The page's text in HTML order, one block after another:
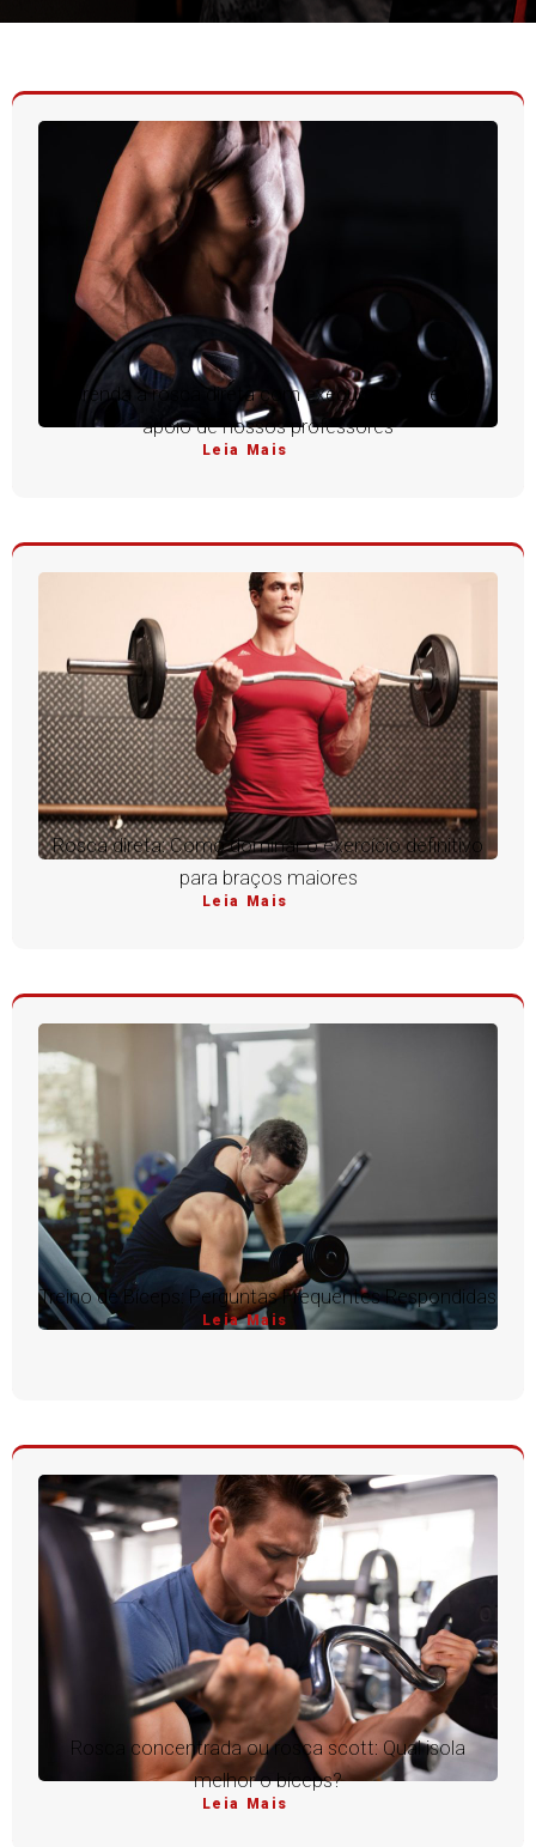
Aprenda a rosca direta com execução perfeita e
apoio de nossos professores
Leia Mais
Rosca direta: Como dominar o exercício definitivo
para braços maiores
Leia Mais
Treino de Bíceps: Perguntas Frequentes Respondidas
Leia Mais
Rosca concentrada ou rosca scott: Qual isola
melhor o bíceps?
Leia Mais